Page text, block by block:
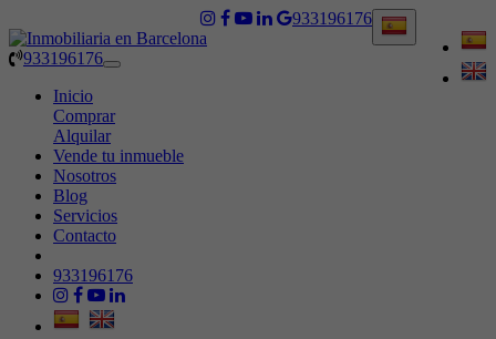
933196176
933196176
Toggle
Inicio
Comprar
Alquilar
Vende tu inmueble
Nosotros
Blog
Servicios
Contacto
933196176